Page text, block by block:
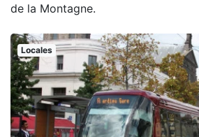
de la Montagne.
Locales